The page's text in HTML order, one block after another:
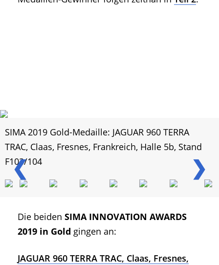
❮ ❯
SIMA 2019 Gold-Medaille: JAGUAR 960 TERRA
TRAC, Claas, Fresnes, Frankreich, Halle 5b, Stand
F103/104
Die beiden SIMA INNOVATION AWARDS
2019 in Gold gingen an:
JAGUAR 960 TERRA TRAC, Claas, Fresnes,